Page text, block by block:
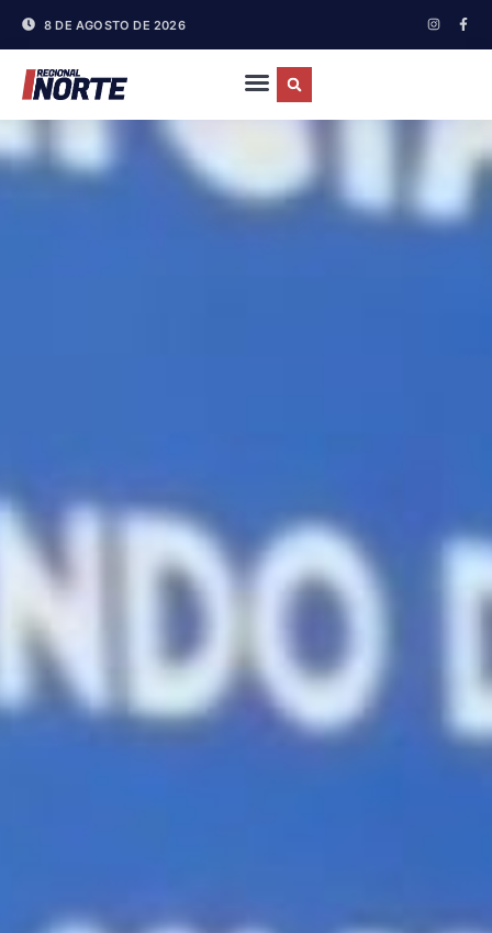
8 DE AGOSTO DE 2026